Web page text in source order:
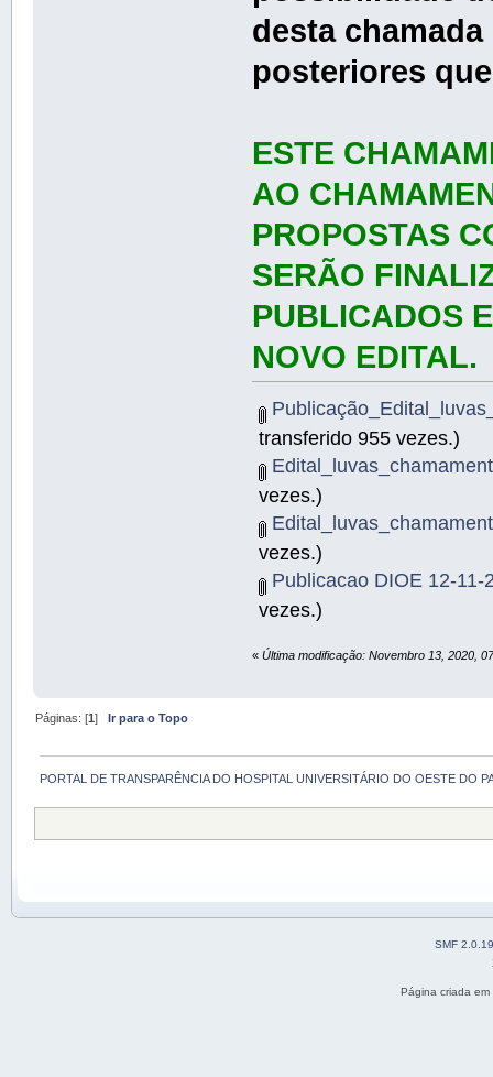
desta
posteriores
ESTE
AO
PROPOSTAS
SERÃO
PUBLICADOS
NOVO EDITAL.
transferido 955 vezes.)
vezes.)
vezes.)
Publicacao DIOE 12-11-
vezes.)
«Última modificação: Novembro 13, 2020,
Páginas: [1]Ir para o Topo
PORTAL DE TRANSPARÊNCIA DO HOSPITAL UNIVERSITÁRIO DO OESTE DO
SMF 2.0.19
Página criada